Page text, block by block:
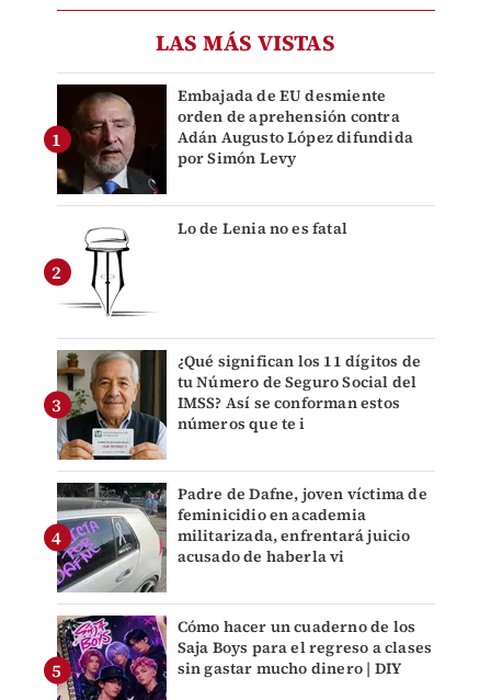
LAS MÁS VISTAS
Embajada de EU desmiente
orden de aprehensión contra
Adán Augusto López difundida
por Simón Levy
Lo de Lenia no es fatal
¿Qué significan los 11 dígitos de
tu Número de Seguro Social del
IMSS? Así se conforman estos
números que te i
Padre de Dafne, joven víctima de
feminicidio en academia
militarizada, enfrentará juicio
acusado de haberla vi
Cómo hacer un cuaderno de los
Saja Boys para el regreso a clases
sin gastar mucho dinero | DIY